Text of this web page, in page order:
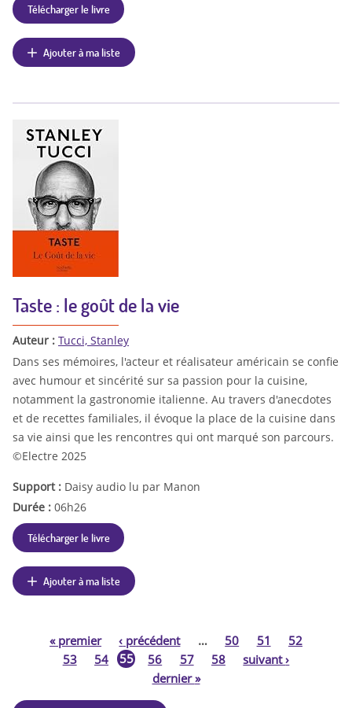
Télécharger le livre
Ajouter à ma liste
Taste : le goût de la vie
Auteur : Tucci, Stanley
Dans ses mémoires, l'acteur et réalisateur américain se confie
avec humour et sincérité sur sa passion pour la cuisine,
notamment la gastronomie italienne. Au travers d'anecdotes
et de recettes familiales, il évoque la place de la cuisine dans
sa vie ainsi que les rencontres qui ont marqué son parcours.
©Electre 2025
Support : Daisy audio lu par Manon
Durée : 06h26
Télécharger le livre
Ajouter à ma liste
«premier ‹ précédent … 50 51
52
53
54 55 56 57 58 suivant›
dernier»